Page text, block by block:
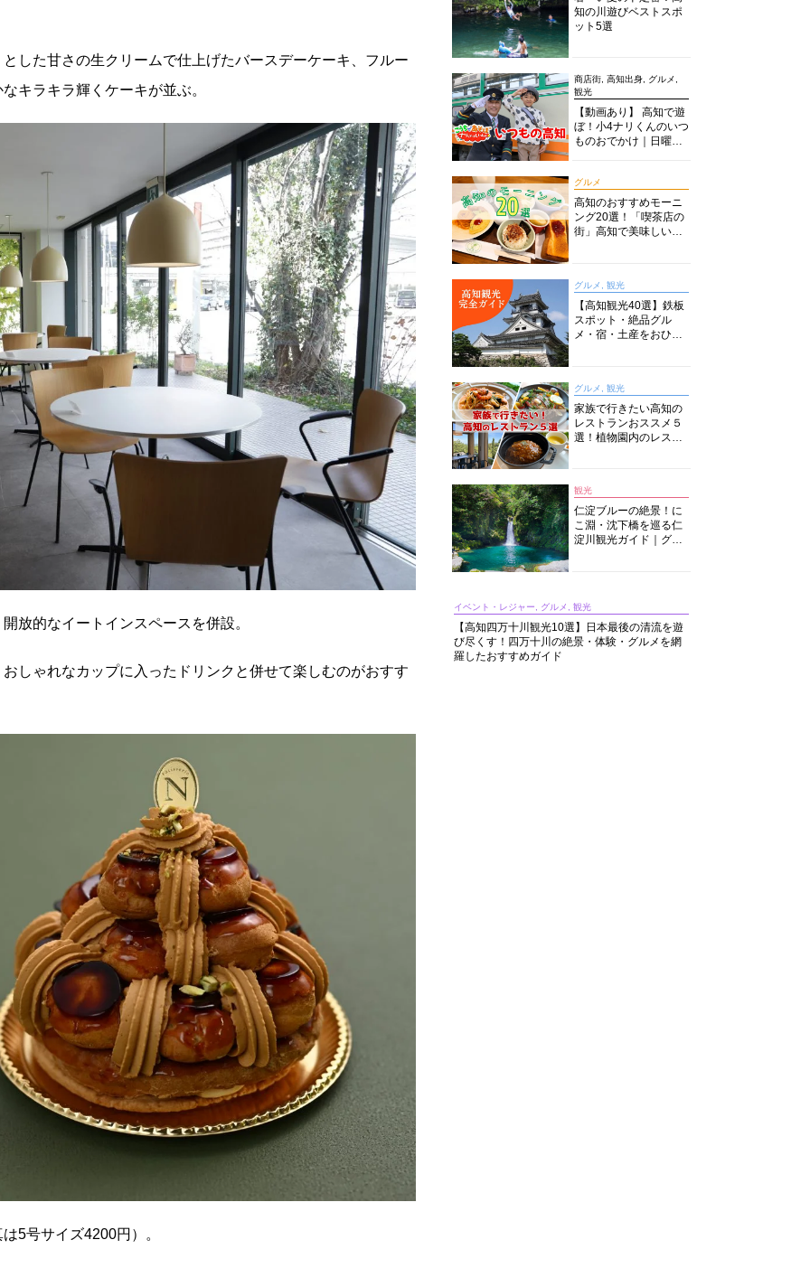
した甘さの生クリームで仕上げたバースデーケーキ、フルー
キラキラ輝くケーキが並ぶ。
放的なイートインスペースを併設。
しゃれなカップに入ったドリンクと併せて楽しむのがおすす
5号サイズ4200円）。
知の川遊びベストスポ
ット5選
商店街, 高知出身, グルメ,
観光
【動画あり】 高知で遊
ぼ！小4ナリくんのいつ
ものおでかけ｜日曜市
グルメ
高知のおすすめモーニ
ング20選！「喫茶店の
街」高知で美味しい喫
グルメ, 観光
【高知観光40選】鉄板
スポット・絶品グル
メ・宿・土産をおひと
グルメ, 観光
家族で行きたい高知の
レストランおススメ５
選！植物園内のレスト
観光
仁淀ブルーの絶景！に
こ淵・沈下橋を巡る仁
淀川観光ガイド｜グル
イベント・レジャー, グルメ, 観光
【高知四万十川観光10選】日本最後の清流を遊
び尽くす！四万十川の絶景・体験・グルメを網
羅したおすすめガイド